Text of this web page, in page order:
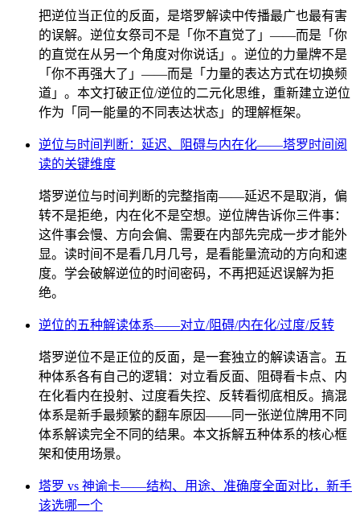
把逆位当正位的反面，是塔罗解读中传播最广也最有害
的误解。逆位女祭司不是「你不直觉了」——而是「你
的直觉在从另一个角度对你说话」。逆位的力量牌不是
「你不再强大了」——而是「力量的表达方式在切换频
道」。本文打破正位/逆位的二元化思维，重新建立逆位
作为「同一能量的不同表达状态」的理解框架。
逆位与时间判断：延迟、阻碍与内在化——塔罗时间阅
读的关键维度
塔罗逆位与时间判断的完整指南——延迟不是取消，偏
转不是拒绝，内在化不是空想。逆位牌告诉你三件事：
这件事会慢、方向会偏、需要在内部先完成一步才能外
显。读时间不是看几月几号，是看能量流动的方向和速
度。学会破解逆位的时间密码，不再把延迟误解为拒
绝。
逆位的五种解读体系——对立/阻碍/内在化/过度/反转
塔罗逆位不是正位的反面，是一套独立的解读语言。五
种体系各有自己的逻辑：对立看反面、阻碍看卡点、内
在化看内在投射、过度看失控、反转看彻底相反。搞混
体系是新手最频繁的翻车原因——同一张逆位牌用不同
体系解读完全不同的结果。本文拆解五种体系的核心框
架和使用场景。
塔罗 vs 神谕卡——结构、用途、准确度全面对比，新手
该选哪一个